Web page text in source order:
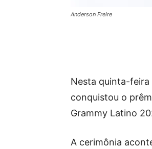
Anderson Freire
Nesta quinta-
conquistou o
Grammy Latino
A cerimônia